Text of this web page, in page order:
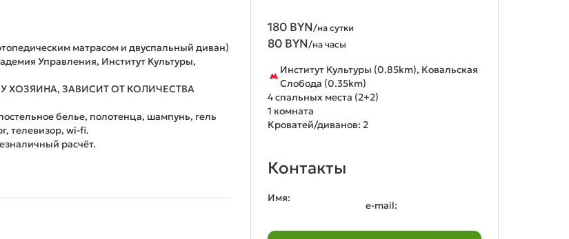
матрасом и двуспальный диван)
Управления, Институт Культуры,
ХОЗЯИНА, ЗАВИСИТ ОТ КОЛИЧЕСТВА
белье, полотенца, шампyнь, гель
телевизоp, wi-fi.
pасчёт.
180 BYN/на сутки
80 BYN/на часы
Институт Культуры (0.85km), Ковальская
Слобода (0.35km)
4 спальных места (2+2)
1 комната
Кроватей/диванов: 2
Контакты
Имя:
e-mail: